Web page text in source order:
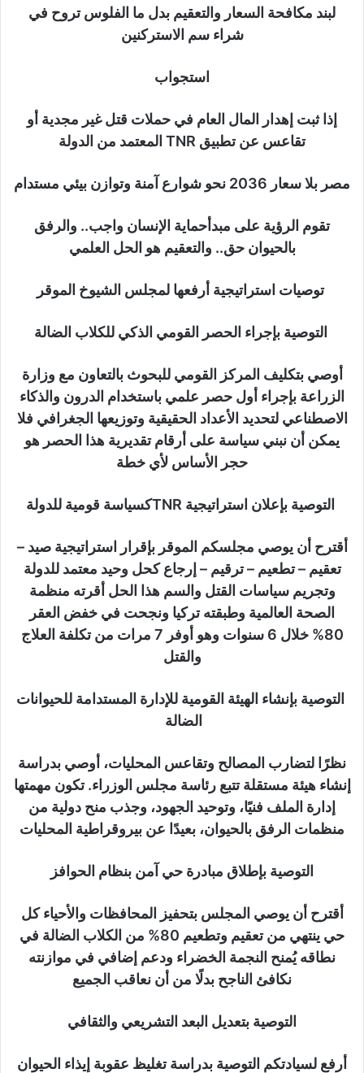
لبند مكافحة السعار والتعقيم بدل ما الفلوس تروح في
شراء سم الاستركنين
استجواب
إذا ثبت إهدار المال العام في حملات قتل غير مجدية أو
تقاعس عن تطبيق TNR المعتمد من الدولة
مصر بلا سعار 2036 نحو شوارع آمنة وتوازن بيئي مستدام
تقوم الرؤية على مبدأحماية الإنسان واجب.. والرفق
بالحيوان حق.. والتعقيم هو الحل العلمي
توصيات استراتيجية أرفعها لمجلس الشيوخ الموقر
التوصية بإجراء الحصر القومي الذكي للكلاب الضالة
أوصي بتكليف المركز القومي للبحوث بالتعاون مع وزارة
الزراعة بإجراء أول حصر علمي باستخدام الدرون والذكاء
الاصطناعي لتحديد الأعداد الحقيقية وتوزيعها الجغرافي فلا
يمكن أن نبني سياسة على أرقام تقديرية هذا الحصر هو
حجر الأساس لأي خطة
التوصية بإعلان استراتيجية TNRكسياسة قومية للدولة
أقترح أن يوصي مجلسكم الموقر بإقرار استراتيجية صيد –
تعقيم – تطعيم – ترقيم – إرجاع كحل وحيد معتمد للدولة
وتجريم سياسات القتل والسم هذا الحل أقرته منظمة
الصحة العالمية وطبقته تركيا ونجحت في خفض العقر
80% خلال 6 سنوات وهو أوفر 7 مرات من تكلفة العلاج
والقتل
التوصية بإنشاء الهيئة القومية للإدارة المستدامة للحيوانات
الضالة
نظرًا لتضارب المصالح وتقاعس المحليات، أوصي بدراسة
إنشاء هيئة مستقلة تتبع رئاسة مجلس الوزراء. تكون مهمتها
إدارة الملف فنيًا، وتوحيد الجهود، وجذب منح دولية من
منظمات الرفق بالحيوان، بعيدًا عن بيروقراطية المحليات
التوصية بإطلاق مبادرة حي آمن بنظام الحوافز
أقترح أن يوصي المجلس بتحفيز المحافظات والأحياء كل
حي ينتهي من تعقيم وتطعيم 80% من الكلاب الضالة في
نطاقه يُمنح النجمة الخضراء ودعم إضافي في موازنته
نكافئ الناجح بدلًا من أن نعاقب الجميع
التوصية بتعديل البعد التشريعي والثقافي
أرفع لسيادتكم التوصية بدراسة تغليظ عقوبة إيذاء الحيوان